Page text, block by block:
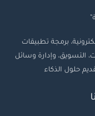
برمجة تطبيقات
التسويق، وإدارة وسائل
حلول الذكاء